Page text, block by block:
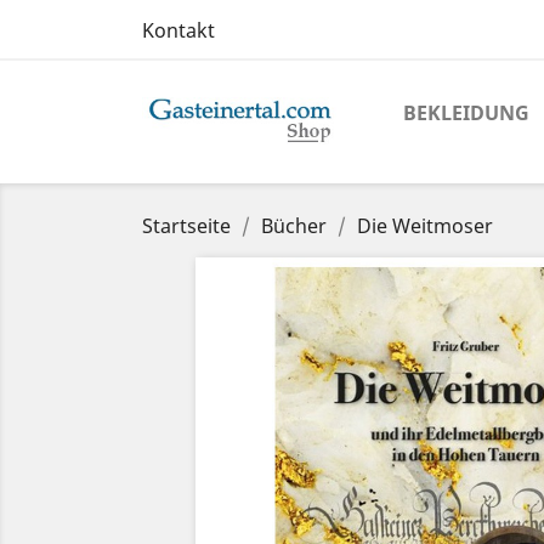
Kontakt
BEKLEIDUNG
Startseite Bücher Die Weitmoser